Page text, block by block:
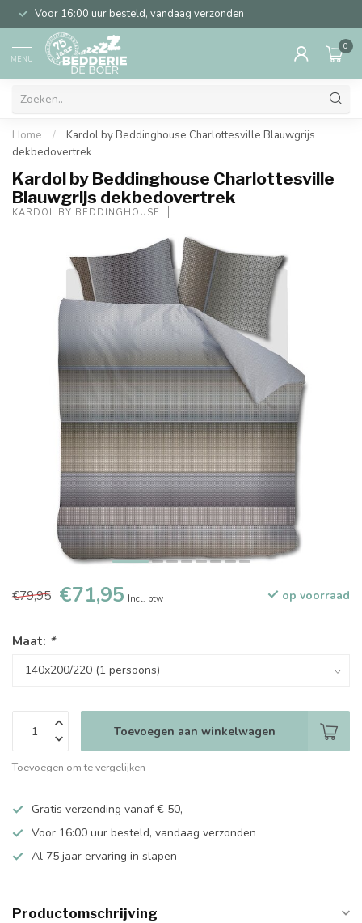
Voor 16:00 uur besteld, vandaag verzonden
MENU
0
Home /
Kardol by Beddinghouse Charlottesville Blauwgrijs
dekbedovertrek
Kardol by Beddinghouse Charlottesville
Blauwgrijs dekbedovertrek
KARDOL BY BEDDINGHOUSE
€79,95 €71,95 Incl. btw op voorraad
Maat: *
Toevoegen aan winkelwagen
Toevoegen om te vergelijken
Gratis verzending vanaf € 50,-
Voor 16:00 uur besteld, vandaag verzonden
Al 75 jaar ervaring in slapen
Productomschrijving